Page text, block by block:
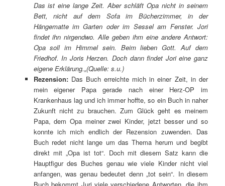
Das ist eine lange Zeit. Aber schläft Opa nicht in seinem
Bett, nicht auf dem Sofa im Bücherzimmer, in der
Hängematte im Garten oder im Sessel am Fenster. Jori
findet ihn nirgendwo. Alle geben ihm eine andere Antwort:
Opa soll im Himmel sein. Beim lieben Gott. Auf dem
Friedhof. In Joris Herzen. Doch dann findet Jori eine ganz
eigene Erklärung.„(Quelle: s.u.)
Rezension: Das Buch erreichte mich in einer Zeit, in der
mein eigener Papa gerade nach einer Herz-OP im
Krankenhaus lag und ich immer hoffte, so ein Buch in naher
Zukunft nicht zu brauchen. Zum Glück geht es meinem
Papa, dem Opa meiner zwei Kinder, jetzt besser und so
konnte ich mich endlich der Rezension zuwenden. Das
Buch redet nicht lange um das Thema herum und begibt
direkt mit „Opa ist tot“. Doch mit diesem Satz kann die
Hauptfigur des Buches genau wie viele Kinder nicht viel
anfangen, was genau bedeutet denn „tot sein“. In diesem